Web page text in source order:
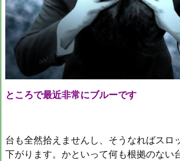
ところで最近非常にブルーです
台も全然拾えませんし、そうなればスロ
下がります。かといって何も根拠のない